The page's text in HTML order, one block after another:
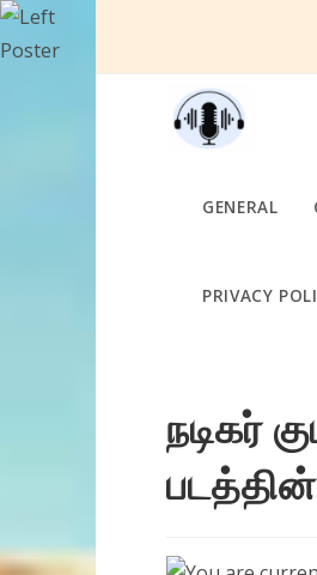
content
GENERAL
PRIVACY
நடிகர்